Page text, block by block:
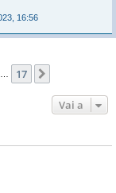
16:56
17
Vai a